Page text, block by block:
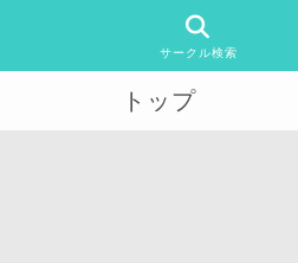
サークル検索
トップ